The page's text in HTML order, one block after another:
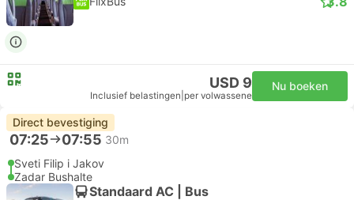
USD 9
Inclusief belastingen per volwassene
Nu boeken
Direct bevestiging
07:25 07:55 30m
Sveti Filip i Jakov
Zadar Bushalte
Standaard AC | Bus